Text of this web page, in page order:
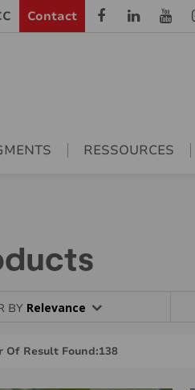
Contact
RESSOURCES
BY Relevance
Of Result Found:138